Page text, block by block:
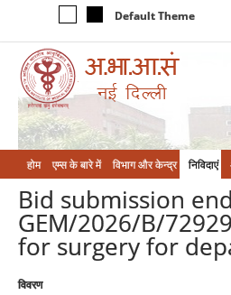
Default Theme
होम एम्‍स के बारे में विभाग और केन्‍द्र निविदाएं
Bid submission
GEM/2026/B/
for surgery for
विवरण